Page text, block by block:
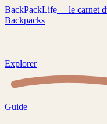
BackPackLife— le carnet
Backpacks
Explorer
Guide